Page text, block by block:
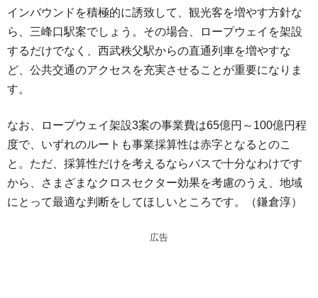
インバウンドを積極的に誘致して、観光客を増やす方針な
ら、三峰口駅案でしょう。その場合、ロープウェイを架設
するだけでなく、西武秩父駅からの直通列車を増やすな
ど、公共交通のアクセスを充実させることが重要になりま
す。
なお、ロープウェイ架設3案の事業費は65億円～100億円程
度で、いずれのルートも事業採算性は赤字となるとのこ
と。ただ、採算性だけを考えるならバスで十分なわけです
から、さまざまなクロスセクター効果を考慮のうえ、地域
にとって最適な判断をしてほしいところです。（鎌倉淳）
広告